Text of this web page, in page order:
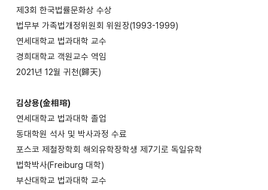
제3회 한국법률문화상 수상
법무부 가족법개정위원회 위원장(1993-1999)
연세대학교 법과대학 교수
경희대학교 객원교수 역임
2021년 12월 귀천(歸天)
김상용(金相瑢)
연세대학교 법과대학 졸업
동대학원 석사 및 박사과정 수료
포스코 제철장학회 해외유학장학생 제7기로 독일유학
법학박사(Freiburg 대학)
부산대학교 법과대학 교수